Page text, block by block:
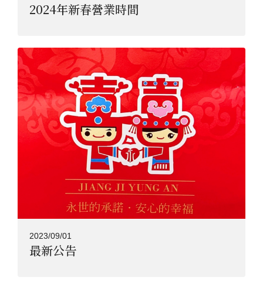
2024年新春營業時間
2023/09/01
最新公告